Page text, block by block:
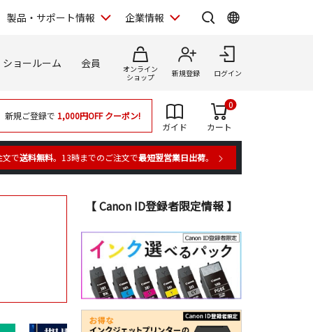
製品・サポート情報 企業情報
ショールーム 会員
オンライン
ショップ
新規登録 ログイン
新規ご登録で 1,000円OFFクーポン!
ガイド
カート
0
で送料無料。13時までのご注文で最短翌営業日出荷。
【 Canon ID登録者限定情報 】